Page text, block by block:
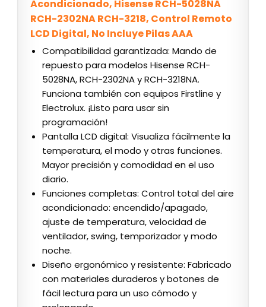
Acondicionado, Hisense RCH-5028NA
RCH-2302NA RCH-3218, Control Remoto
LCD Digital, No Incluye Pilas AAA
Compatibilidad garantizada: Mando de
repuesto para modelos Hisense RCH-
5028NA, RCH-2302NA y RCH-3218NA.
Funciona también con equipos Firstline y
Electrolux. ¡Listo para usar sin
programación!
Pantalla LCD digital: Visualiza fácilmente la
temperatura, el modo y otras funciones.
Mayor precisión y comodidad en el uso
diario.
Funciones completas: Control total del aire
acondicionado: encendido/apagado,
ajuste de temperatura, velocidad de
ventilador, swing, temporizador y modo
noche.
Diseño ergonómico y resistente: Fabricado
con materiales duraderos y botones de
fácil lectura para un uso cómodo y